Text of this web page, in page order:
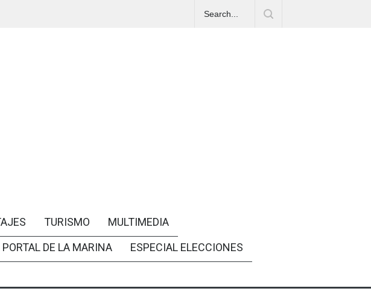
TURISMO
MULTIMEDIA
PORTAL DE LA MARINA
ESPECIAL ELECCIONES